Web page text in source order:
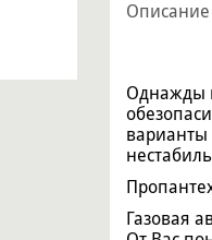
Описание
Однажды
варианты
Газовая